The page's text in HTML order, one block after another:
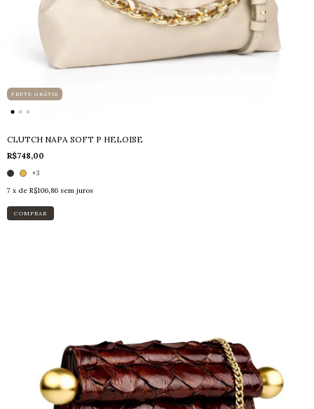
FRETE GRÁTIS
CLUTCH NAPA SOFT P HELOISE
R$748,00
+3
7 x de R$106,86 sem juros
COMPRAR